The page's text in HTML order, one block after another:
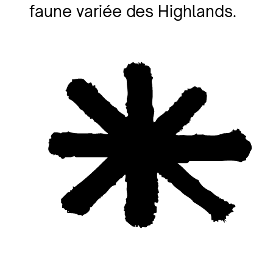
faune variée des Highlands.